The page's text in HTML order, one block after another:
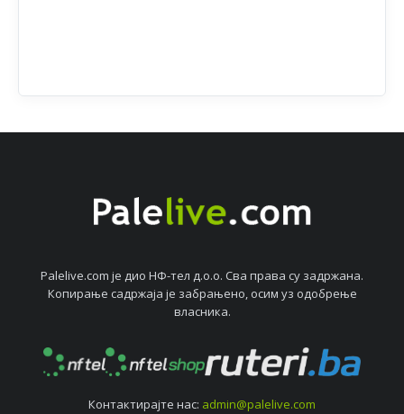
Palelive.com јe дио НФ-тeл д.о.о. Сва права су задржана.
Копирањe садржаја јe забрањeно, осим уз одобрeњe
власника.
Контактирајтe нас: admin@palelive.com